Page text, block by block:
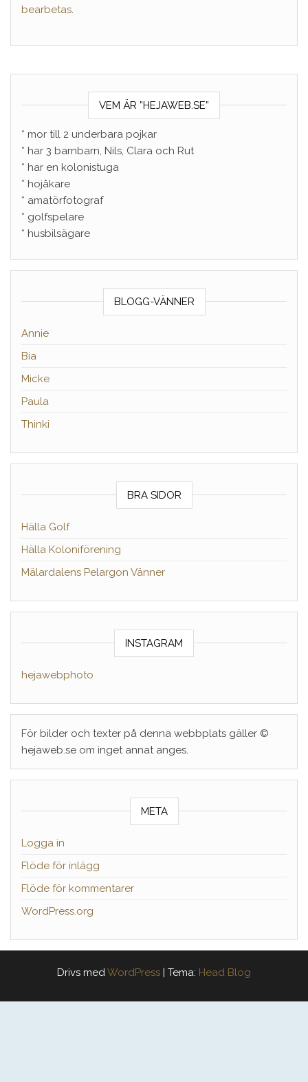
bearbetas.
VEM ÄR ”HEJAWEB.SE”
* mor till 2 underbara pojkar
* har 3 barnbarn, Nils, Clara och Rut
* har en kolonistuga
* hojåkare
* amatörfotograf
* golfspelare
* husbilsägare
BLOGG-VÄNNER
Annie
Bia
Micke
Paula
Thinki
BRA SIDOR
Hälla Golf
Hälla Koloniförening
Mälardalens Pelargon Vänner
INSTAGRAM
hejawebphoto
För bilder och texter på denna webbplats gäller ©
hejaweb.se om inget annat anges.
META
Logga in
Flöde för inlägg
Flöde för kommentarer
WordPress.org
Drivs medWordPress | Tema: Head Blog